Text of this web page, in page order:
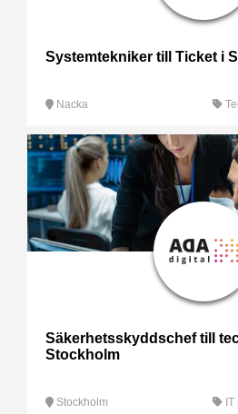
Systemtekniker till Ticket i
Nacka
Säkerhetsskyddschef till
Stockholm
Stockholm